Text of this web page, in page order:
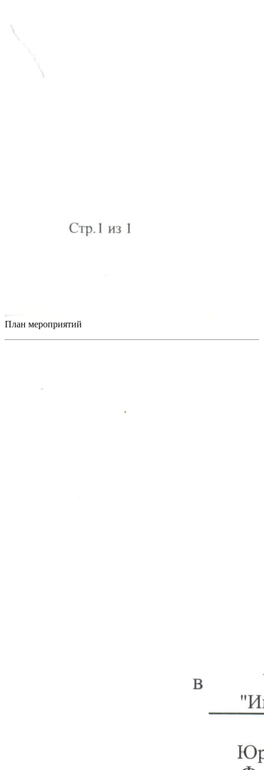
План мероприятий